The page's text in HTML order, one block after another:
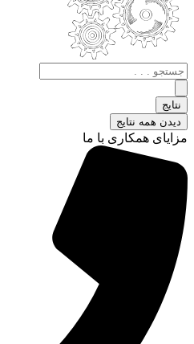
جستجو
.
.
.
نتایج
دیدن همه نتایج
مزایای همکاری با ما